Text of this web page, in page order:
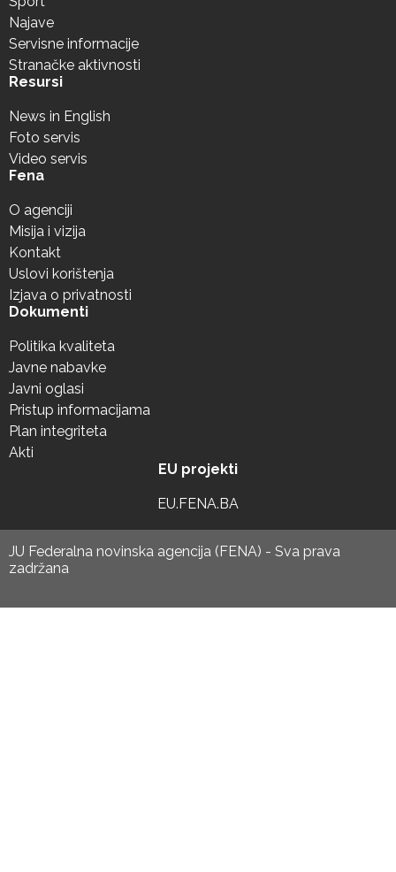
Najave
Servisne informacije
Stranačke aktivnosti
Resursi
News in English
Foto servis
Video servis
Fena
O agenciji
Misija i vizija
Kontakt
Uslovi korištenja
Izjava o privatnosti
Dokumenti
Politika kvaliteta
Javne nabavke
Javni oglasi
Pristup informacijama
Plan integriteta
Akti
EU projekti
EU.FENA.BA
JU Federalna novinska agencija (FENA) - Sva prava
zadržana